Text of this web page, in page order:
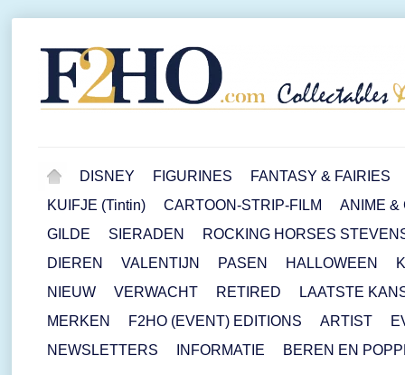
DISNEY FIGURINES
FANTASY & FAIRIES
KUIFJE (Tintin)
CARTOON-STRIP-FILM
ANIME &
GILDE
SIERADEN
ROCKING HORSES
DIEREN
VALENTIJN PASEN HALLOWEEN
NIEUW
VERWACHT RETIRED
LAATSTE
MERKEN
F2HO (EVENT) EDITIONS ARTIST
NEWSLETTERS
INFORMATIE BEREN EN